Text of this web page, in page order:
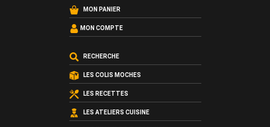
MON PANIER
MON COMPTE
RECHERCHE
LES COLIS MOCHES
LES RECETTES
LES ATELIERS CUISINE